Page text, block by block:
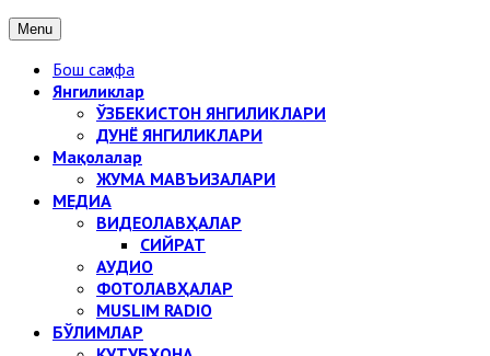
Menu
Бош саҳифа
Янгиликлар
ЎЗБЕКИСТОН ЯНГИЛИКЛАРИ
ДУНЁ ЯНГИЛИКЛАРИ
Мақолалар
ЖУМА МАВЪИЗАЛАРИ
МЕДИА
ВИДЕОЛАВҲАЛАР
СИЙРАТ
АУДИО
ФОТОЛАВҲАЛАР
MUSLIM RADIO
БЎЛИМЛАР